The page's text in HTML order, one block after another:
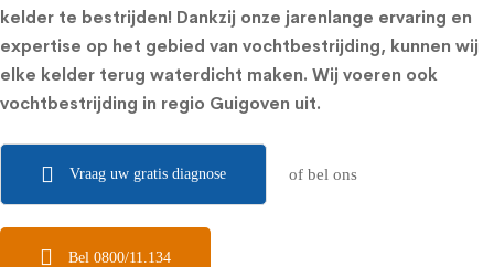
kelder te bestrijden! Dankzij onze jarenlange ervaring en
expertise op het gebied van vochtbestrijding, kunnen wij
elke kelder terug waterdicht maken. Wij voeren ook
vochtbestrijding in regio Guigoven uit.
Vraag uw gratis diagnose of bel ons
Bel 0800/11.134